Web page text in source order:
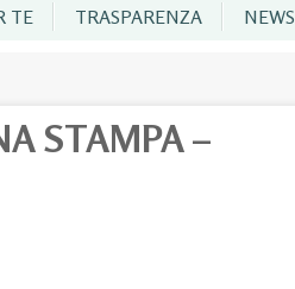
TE TRASPARENZA NEWS
STAMPA –